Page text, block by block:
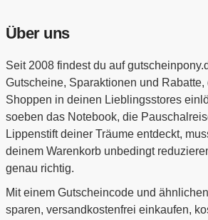
Über uns
Seit 2008 findest du auf
Gutscheine, Sparaktionen und
Shoppen in deinen Lieblingsstores
soeben das Notebook, die
Lippenstift deiner Träume entdeckt,
deinem Warenkorb unbedingt
genau richtig.
Mit einem Gutscheincode und
sparen, versandkostenfrei einkaufen,